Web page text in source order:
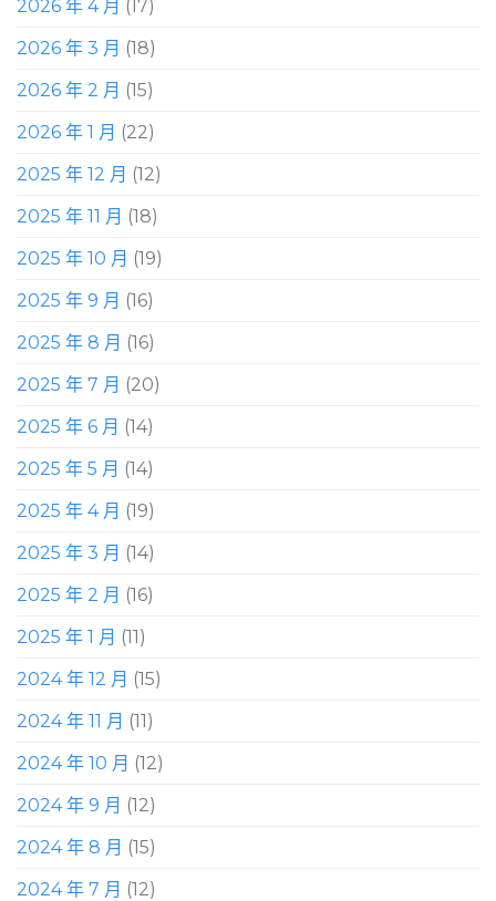
2026 年 4 月 (17)
2026 年 3 月 (18)
2026 年 2 月 (15)
2026 年 1 月 (22)
2025 年 12 月 (12)
2025 年 11 月 (18)
2025 年 10 月 (19)
2025 年 9 月 (16)
2025 年 8 月 (16)
2025 年 7 月 (20)
2025 年 6 月 (14)
2025 年 5 月 (14)
2025 年 4 月 (19)
2025 年 3 月 (14)
2025 年 2 月 (16)
2025 年 1 月 (11)
2024 年 12 月 (15)
2024 年 11 月 (11)
2024 年 10 月 (12)
2024 年 9 月 (12)
2024 年 8 月 (15)
2024 年 7 月 (12)